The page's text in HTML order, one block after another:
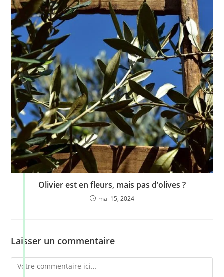
Olivier est en fleurs, mais pas d’olives ?
mai 15, 2024
Laisser un commentaire